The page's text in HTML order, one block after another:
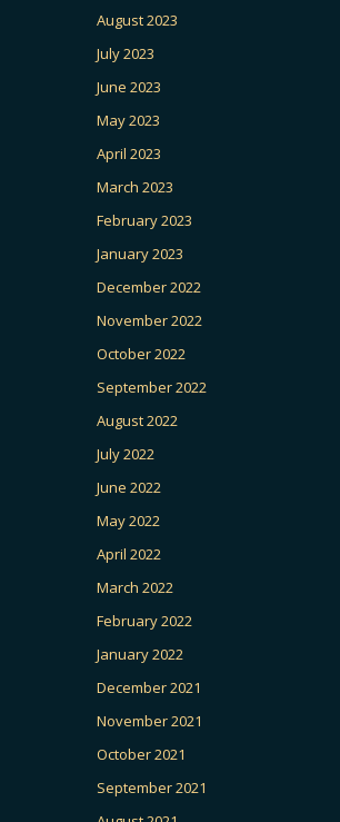
August 2023
July 2023
June 2023
May 2023
April 2023
March 2023
February 2023
January 2023
December 2022
November 2022
October 2022
September 2022
August 2022
July 2022
June 2022
May 2022
April 2022
March 2022
February 2022
January 2022
December 2021
November 2021
October 2021
September 2021